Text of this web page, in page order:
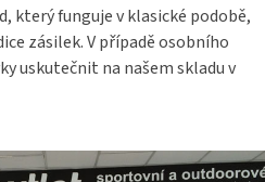
který funguje v klasické podobě,
zásilek. V případě osobního
uskutečnit na našem skladu v